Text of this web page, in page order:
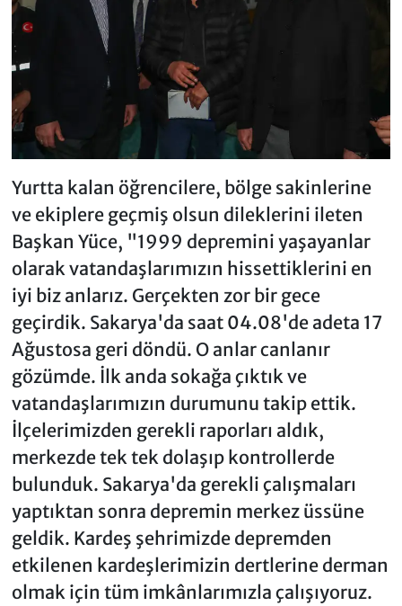
Yurtta kalan öğrencilere, bölge sakinlerine
ve ekiplere geçmiş olsun dileklerini ileten
Başkan Yüce, "1999 depremini yaşayanlar
olarak vatandaşlarımızın hissettiklerini en
iyi biz anlarız. Gerçekten zor bir gece
geçirdik. Sakarya'da saat 04.08'de adeta 17
Ağustosa geri döndü. O anlar canlanır
gözümde. İlk anda sokağa çıktık ve
vatandaşlarımızın durumunu takip ettik.
İlçelerimizden gerekli raporları aldık,
merkezde tek tek dolaşıp kontrollerde
bulunduk. Sakarya'da gerekli çalışmaları
yaptıktan sonra depremin merkez üssüne
geldik. Kardeş şehrimizde depremden
etkilenen kardeşlerimizin dertlerine derman
olmak için tüm imkânlarımızla çalışıyoruz.